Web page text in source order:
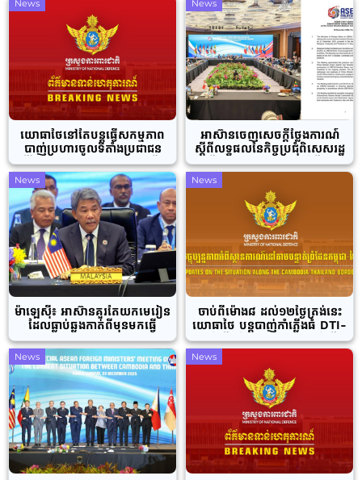
កម្ពុជានៅក្នុងយោធភូមិភាគទី៤
និងយោធភូមិភាគទី៥
News
យោធាថៃនៅតែបន្តធ្វើសកម្មភាព
បាញ់ប្រហារចូលទីតាំងប្រជាជន
ស៊ីវិលកម្ពុជានៅយោធភូមិភាគទី៥
ក្នុងភូមិសាស្ត្រក្រុងប៉ោយប៉ែត ខេត្ត
បន្ទាយមានជ័យ
News
អាស៊ានចេញសេចក្តីថ្លែងការណ៍
ស្តីពីលទ្ធផលនៃកិច្ចប្រជុំពិសេសរដ្ឋ
មន្ត្រីការបរទេសអាស៊ាន អំពីស្ថាន
ភាពបច្ចុប្បន្នកម្ពុជា-ថៃ
News
ម៉ាឡេស៊ី៖ អាស៊ានគួរតែយកមេរៀន
ដែលធ្លាប់ឆ្លងកាត់ពីមុនមកធ្វើ
ជាគោល
News
ចាប់ពីម៉ោង៨ ដល់១២ថ្ងៃត្រង់នេះ
យោធាថៃ បន្តបាញ់កាំភ្លើងធំ DTI-
2 កាំភ្លើងធំផ្លោងពីចម្ងាយ, កាំភ្លើង
ត្បាល់ និងដ្រូនជាច្រើនចូល
ភូមិសាស្ត្រប្រាសាទព្រះវិហារ និង
បានផ្លោងចូលភូមិសាស្ត្រគោល
ចំនួន៨ផ្សេងទៀត
News News